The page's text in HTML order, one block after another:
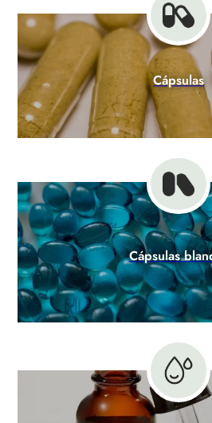
Cápsulas
Cápsulas